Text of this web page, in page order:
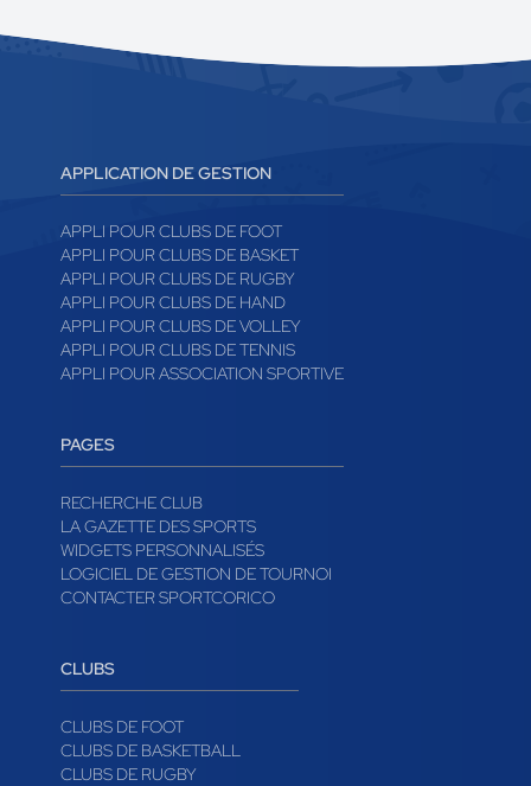
APPLICATION DE GESTION
APPLI POUR CLUBS DE FOOT
APPLI POUR CLUBS DE BASKET
APPLI POUR CLUBS DE RUGBY
APPLI POUR CLUBS DE HAND
APPLI POUR CLUBS DE VOLLEY
APPLI POUR CLUBS DE TENNIS
APPLI POUR ASSOCIATION SPORTIVE
PAGES
RECHERCHE CLUB
LA GAZETTE DES SPORTS
WIDGETS PERSONNALISÉS
LOGICIEL DE GESTION DE TOURNOI
CONTACTER SPORTCORICO
CLUBS
CLUBS DE FOOT
CLUBS DE BASKETBALL
CLUBS DE RUGBY